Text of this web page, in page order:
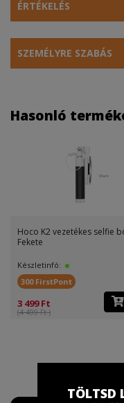
ÉRTÉKELÉS
SZEMÉLYRE SZABÁS
Hasonló
Hoco K2 vezetékes selfie
Fekete
Készletinfó:
300 FirstPont
3 499 Ft
(4 499 Ft )
TÖLTSD